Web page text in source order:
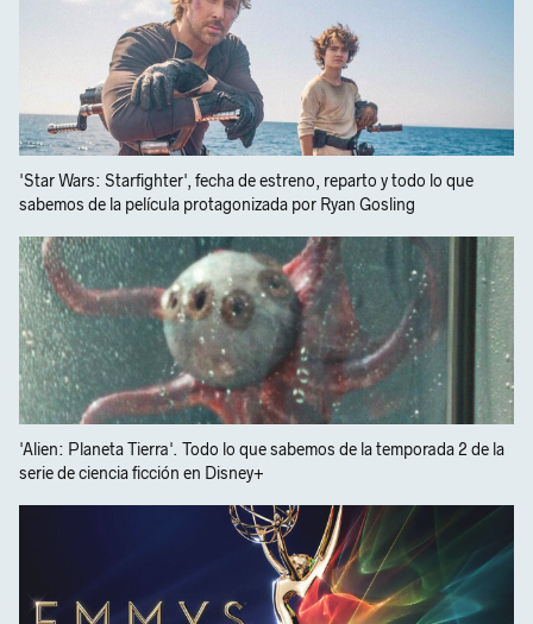
'Star Wars: Starfighter', fecha de estreno, reparto y todo lo que
sabemos de la película protagonizada por Ryan Gosling
'Alien: Planeta Tierra'. Todo lo que sabemos de la temporada 2 de la
serie de ciencia ficción en Disney+